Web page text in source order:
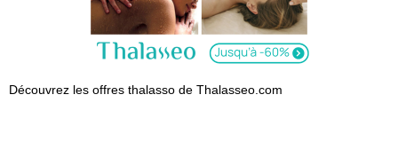
Découvrez les offres thalasso de Thalasseo.com